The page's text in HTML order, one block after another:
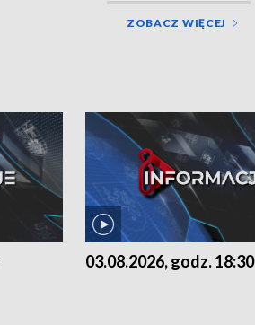
ZOBACZ WIĘCEJ
03.08.2026, godz. 18:30